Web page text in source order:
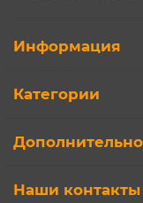
Информация
Категории
Дополнительно
Наши контакты